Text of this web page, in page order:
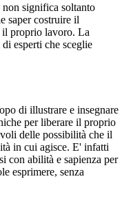
significa soltanto
saper costruire il
proprio lavoro. La
esperti che sceglie
di illustrare e insegnare
per liberare il proprio
delle possibilità che il
in cui agisce. E' infatti
con abilità e sapienza per
esprimere, senza